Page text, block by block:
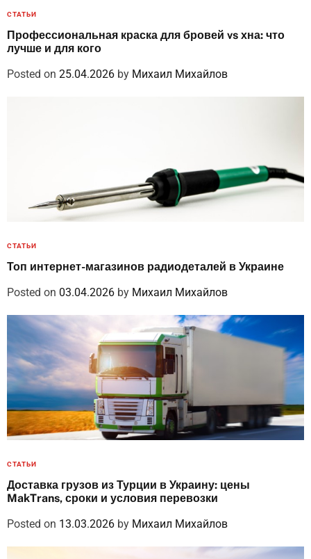
СТАТЬИ
Профессиональная краска для бровей vs хна: что
лучше и для кого
Posted on 25.04.2026 by Михаил Михайлов
СТАТЬИ
Топ интернет-магазинов радиодеталей в Украине
Posted on 03.04.2026 by Михаил Михайлов
СТАТЬИ
Доставка грузов из Турции в Украину: цены
MakTrans, сроки и условия перевозки
Posted on 13.03.2026 by Михаил Михайлов